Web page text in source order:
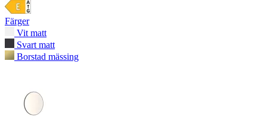
Färger
Vit matt
Svart matt
Borstad mässing